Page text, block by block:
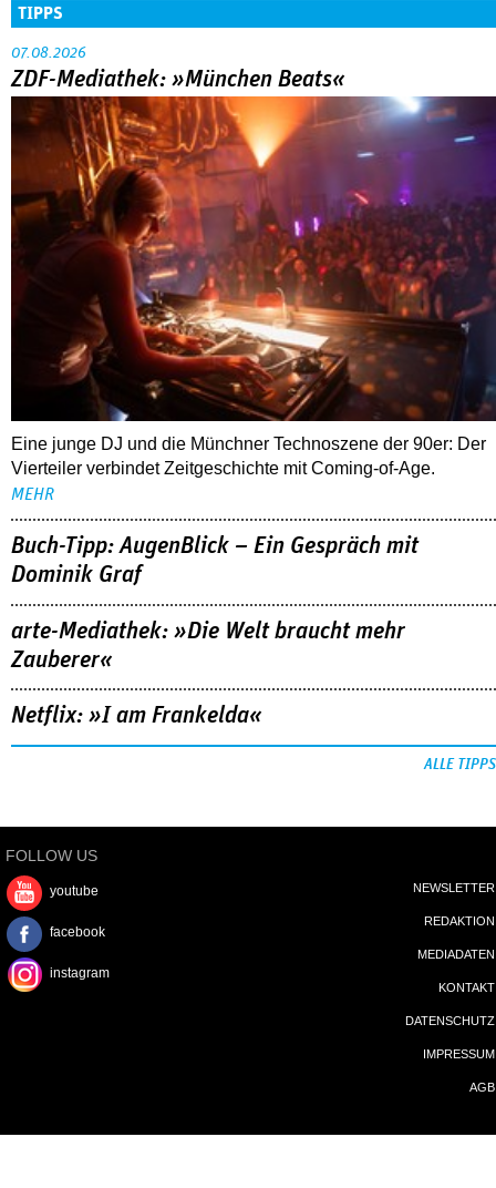
TIPPS
07.08.2026
ZDF-Mediathek: »München Beats«
Eine junge DJ und die Münchner Technoszene der 90er: Der
Vierteiler verbindet Zeitgeschichte mit Coming-of-Age.
MEHR
Buch-Tipp: AugenBlick – Ein Gespräch mit
Dominik Graf
arte-Mediathek: »Die Welt braucht mehr
Zauberer«
Netflix: »I am Frankelda«
ALLE TIPPS
FOLLOW US
youtube
facebook
instagram
NEWSLETTER
REDAKTION
MEDIADATEN
KONTAKT
DATENSCHUTZ
IMPRESSUM
AGB